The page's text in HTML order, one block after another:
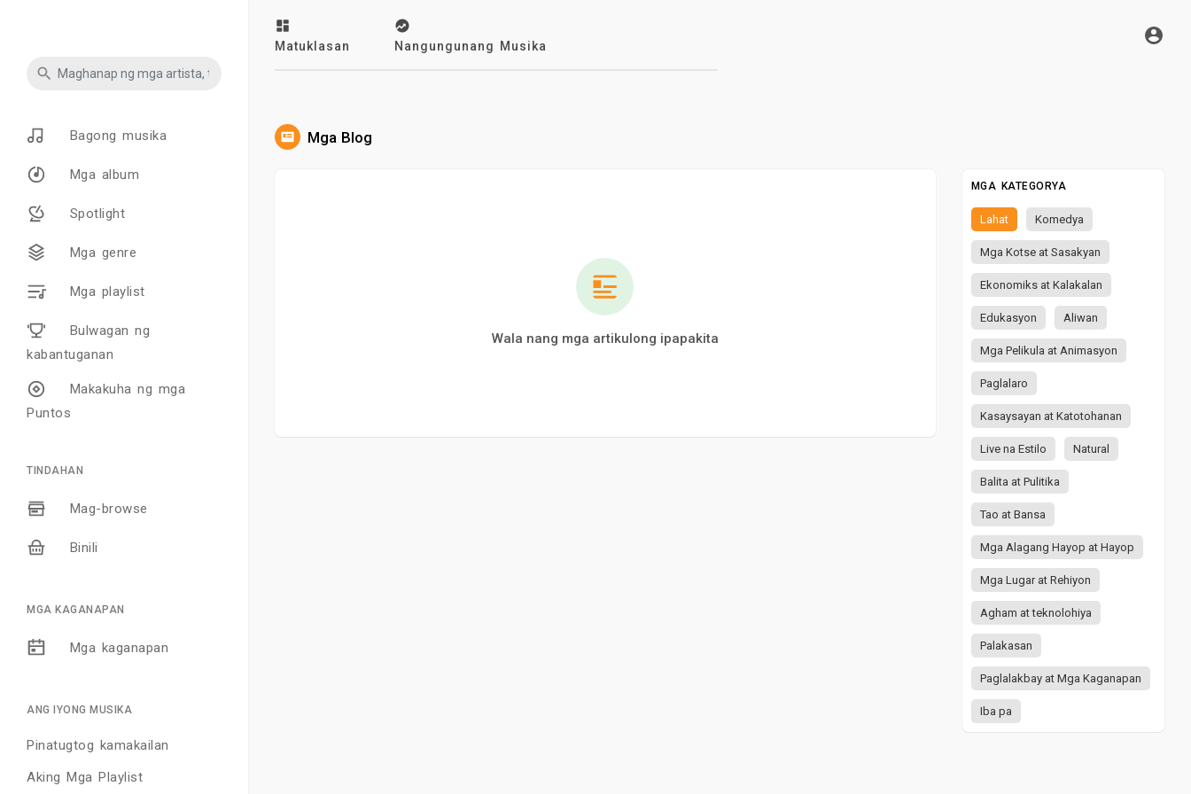
Bagong musika
Mga album
Spotlight
Mga genre
Mga playlist
Bulwagan ng
kabantuganan
Makakuha ng mga
Puntos
TINDAHAN
Mag-browse
Binili
MGA KAGANAPAN
Mga kaganapan
ANG IYONG MUSIKA
Pinatugtog kamakailan
Aking Mga Playlist
Matuklasan Nangungunang Musika
Mga Blog
Wala nang mga artikulong ipapakita
MGA KATEGORYA
Lahat Komedya
Mga Kotse at Sasakyan
Ekonomiks at Kalakalan
Edukasyon Aliwan
Mga Pelikula at Animasyon
Paglalaro
Kasaysayan at Katotohanan
Live na Estilo Natural
Balita at Pulitika
Tao at Bansa
Mga Alagang Hayop at Hayop
Mga Lugar at Rehiyon
Agham at teknolohiya
Palakasan
Paglalakbay at Mga Kaganapan
Iba pa